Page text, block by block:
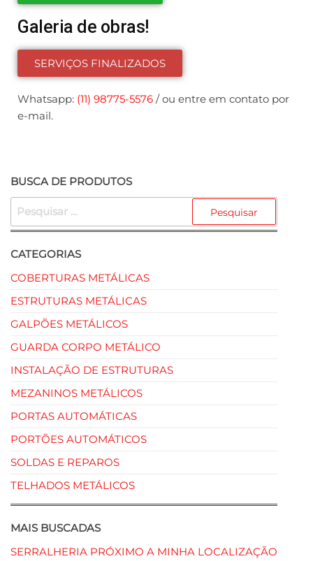
Galeria de obras!
SERVIÇOS FINALIZADOS
Whatsapp: (11) 98775-5576 / ou entre em contato por
e-mail.
BUSCA DE PRODUTOS
CATEGORIAS
COBERTURAS METÁLICAS
ESTRUTURAS METÁLICAS
GALPÕES METÁLICOS
GUARDA CORPO METÁLICO
INSTALAÇÃO DE ESTRUTURAS
MEZANINOS METÁLICOS
PORTAS AUTOMÁTICAS
PORTÕES AUTOMÁTICOS
SOLDAS E REPAROS
TELHADOS METÁLICOS
MAIS BUSCADAS
SERRALHERIA PRÓXIMO A MINHA LOCALIZAÇÃO